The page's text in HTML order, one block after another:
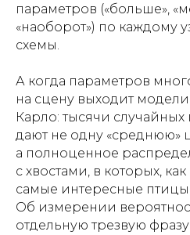
параметров («больше»,
«наоборот») по каждому
схемы.
А когда параметров
на сцену выходит
Карло: тысячи
дают не одну «среднюю»
а полноценное
с хвостами, в которых,
самые интересные птицы.
Об измерении
отдельную трезвую